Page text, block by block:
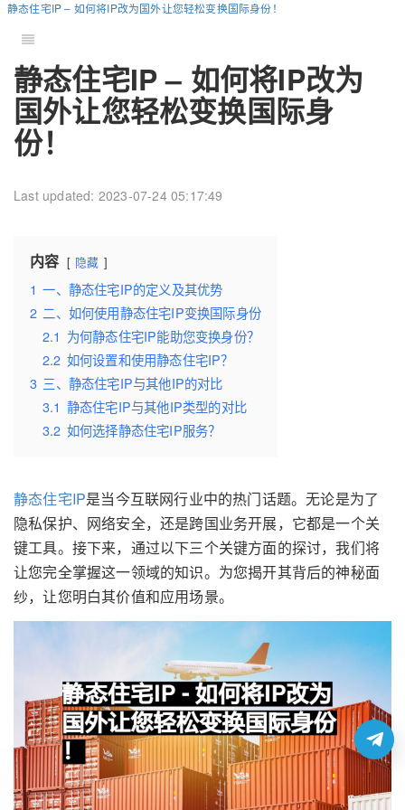
静态住宅IP – 如何将IP改为国外让您轻松变换国际身份！
静态住宅IP – 如何将IP改为
国外让您轻松变换国际身
份！
Last updated: 2023-07-24 05:17:49
内容 隐藏
1 一、静态住宅IP的定义及其优势
2 二、如何使用静态住宅IP变换国际身份
2.1 为何静态住宅IP能助您变换身份？
2.2 如何设置和使用静态住宅IP？
3 三、静态住宅IP与其他IP的对比
3.1 静态住宅IP与其他IP类型的对比
3.2 如何选择静态住宅IP服务？
静态住宅IP是当今互联网行业中的热门话题。无论是为了
隐私保护、网络安全，还是跨国业务开展，它都是一个关
键工具。接下来，通过以下三个关键方面的探讨，我们将
让您完全掌握这一领域的知识。为您揭开其背后的神秘面
纱，让您明白其价值和应用场景。